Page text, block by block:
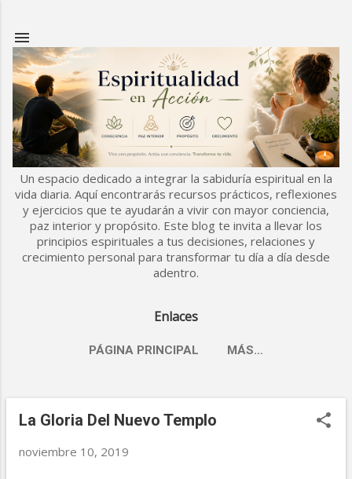
Un espacio dedicado a integrar la sabiduría espiritual en la
vida diaria. Aquí encontrarás recursos prácticos, reflexiones
y ejercicios que te ayudarán a vivir con mayor conciencia,
paz interior y propósito. Este blog te invita a llevar los
principios espirituales a tus decisiones, relaciones y
crecimiento personal para transformar tu día a día desde
adentro.
Enlaces
PÁGINA PRINCIPAL MÁS…
La Gloria Del Nuevo Templo
noviembre 10, 2019